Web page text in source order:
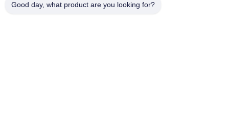
Good day, what product are you looking for?